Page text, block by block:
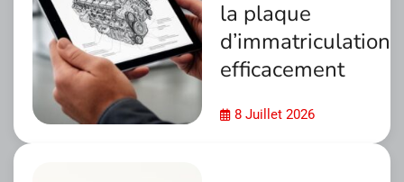
la plaque
d’immatriculation
efficacement
8 Juillet 2026